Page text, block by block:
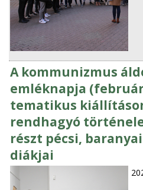
A kommunizmus
emléknapja
tematikus
rendhagyó
részt pécsi,
diákjai